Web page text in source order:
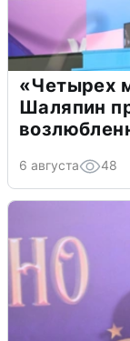
«Четырех
Шаляпин
6 августа 48